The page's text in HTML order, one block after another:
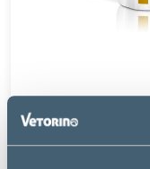
URINARY S/O